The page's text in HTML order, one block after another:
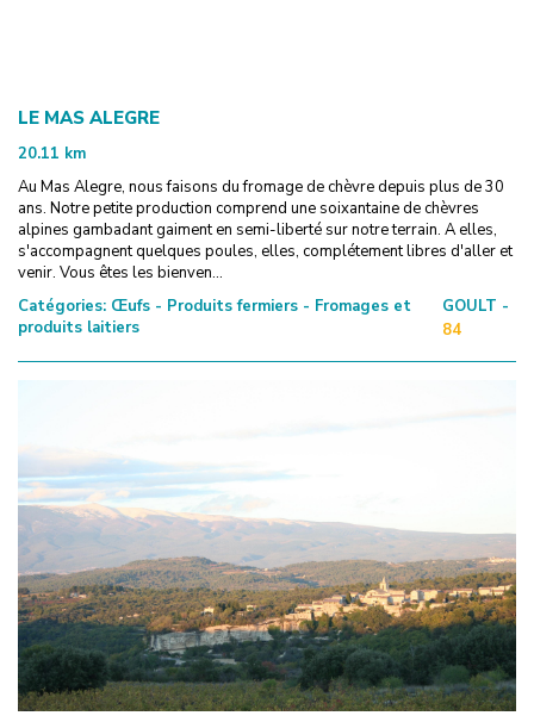
LE MAS ALEGRE
20.11 km
Au Mas Alegre, nous faisons du fromage de chèvre depuis plus de 30
ans. Notre petite production comprend une soixantaine de chèvres
alpines gambadant gaiment en semi-liberté sur notre terrain. A elles,
s'accompagnent quelques poules, elles, complétement libres d'aller et
venir. Vous êtes les bienven...
Catégories: Œufs - Produits fermiers - Fromages et
produits laitiers
GOULT -
84